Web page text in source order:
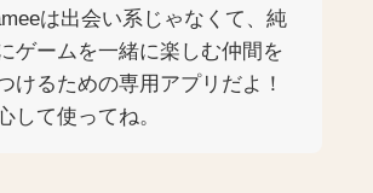
は出会い系じゃなくて、純
ゲームを一緒に楽しむ仲間を
けるための専用アプリだよ！
して使ってね。